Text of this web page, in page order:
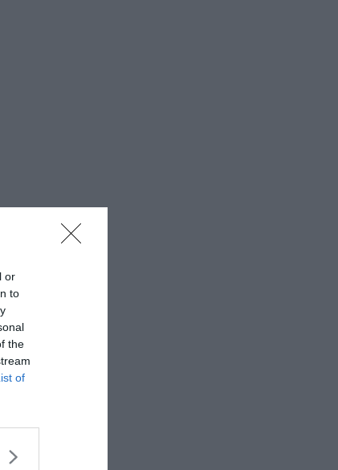
or
to
the
of